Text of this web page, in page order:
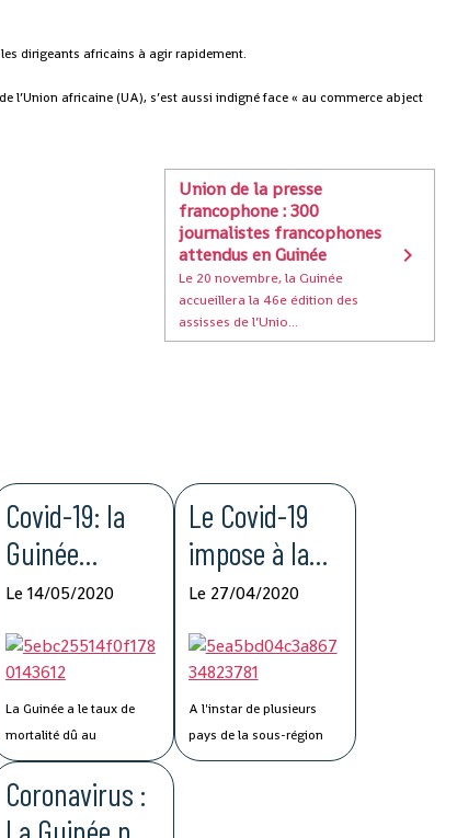
dirigeants africains à agir rapidement.
l’Union africaine (UA), s’est aussi indigné face « au commerce abject
Union de la presse
francophone : 300
journalistes francophones
attendus en Guinée
Le 20 novembre, la Guinée
accueillera la 46e édition des
assisses de l’Unio...
Covid-19: la
Guinée
enregistre le
taux de
mortalité le
plus bas de la
MRU
Le 14/05/2020
La Guinée a le taux de
mortalité dû au
coronavirus le plus faible
de l'Union du fleuve Mano
Le Covid-19
impose à la
Guinée de
nouvelles
méthodologie
s de travail
Le 27/04/2020
A l'instar de plusieurs
pays de la sous-région
ouest-africaine, la
Coronavirus :